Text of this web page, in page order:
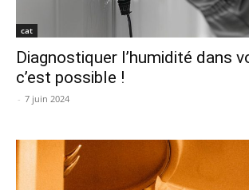
cat
Diagnostiquer l’humidité dans
c’est possible !
- 7 juin 2024